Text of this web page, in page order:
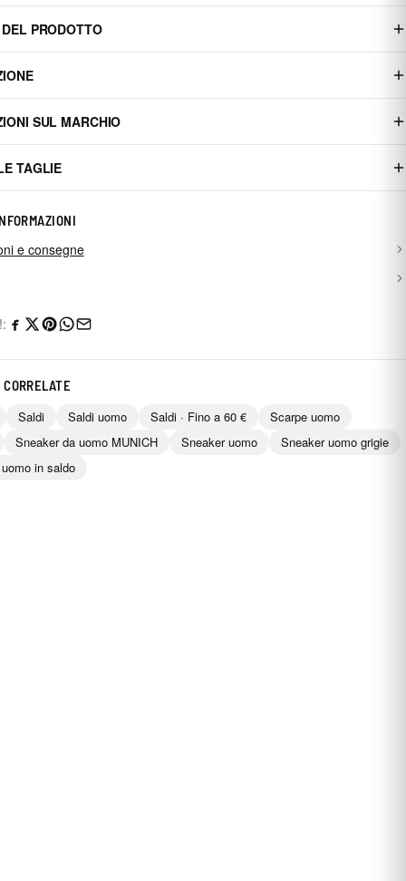
PRODOTTO
SUL MARCHIO
TAGLIE
e consegne
Saldi Saldi uomo Saldi · Fino a 60 €
Scarpe uomo
Sneaker da uomo MUNICH Sneaker uomo
Sneaker uomo grigie
in saldo